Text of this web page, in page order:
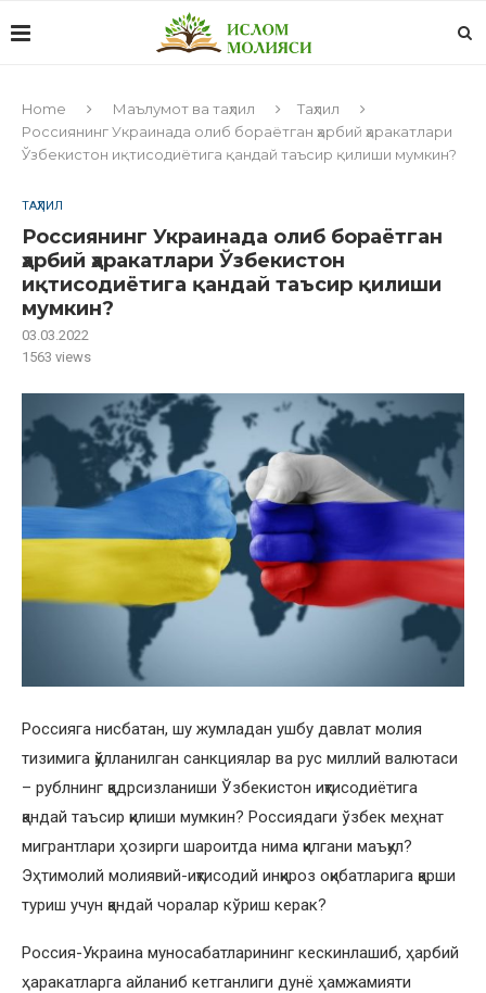
Home Маълумот ва таҳлил
Таҳлил
Россиянинг Украинада олиб бораётган ҳарбий ҳаракатлари
Ўзбекистон иқтисодиётига қандай таъсир қилиши мумкин?
ТАҲЛИЛ
Россиянинг Украинада олиб бораётган
ҳарбий ҳаракатлари Ўзбекистон
иқтисодиётига қандай таъсир қилиши
мумкин?
03.03.2022
1563 views
Россияга нисбатан, шу жумладан ушбу давлат молия
тизимига қўлланилган санкциялар ва рус миллий валютаси
– рублнинг қадрсизланиши Ўзбекистон иқтисодиётига
қандай таъсир қилиши мумкин? Россиядаги ўзбек меҳнат
мигрантлари ҳозирги шароитда нима қилгани маъқул?
Эҳтимолий молиявий-иқтисодий инқироз оқибатларига қарши
туриш учун қандай чоралар кўриш керак?
Россия-Украина муносабатларининг кескинлашиб, ҳарбий
ҳаракатларга айланиб кетганлиги дунё ҳамжамияти